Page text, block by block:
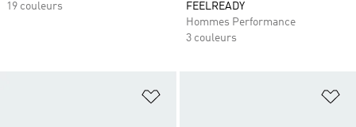
19 couleurs
FEELREADY
Hommes Performance
3 couleurs
Ajouter à la Liste de produits